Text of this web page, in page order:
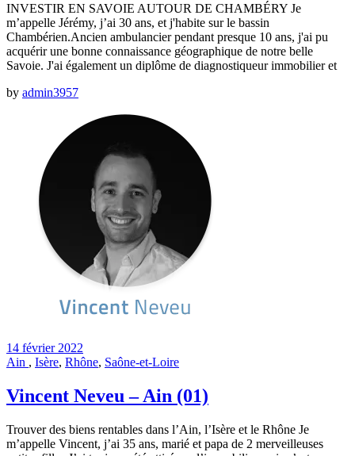
INVESTIR EN SAVOIE AUTOUR DE CHAMBÉRY Je
m’appelle Jérémy, j’ai 30 ans, et j'habite sur le bassin
Chambérien.Ancien ambulancier pendant presque 10 ans, j'ai pu
acquérir une bonne connaissance géographique de notre belle
Savoie. J'ai également un diplôme de diagnostiqueur immobilier et
by admin3957
14 février 2022
Ain , Isère, Rhône, Saône-et-Loire
Vincent Neveu – Ain (01)
Trouver des biens rentables dans l’Ain, l’Isère et le Rhône Je
m’appelle Vincent, j’ai 35 ans, marié et papa de 2 merveilleuses